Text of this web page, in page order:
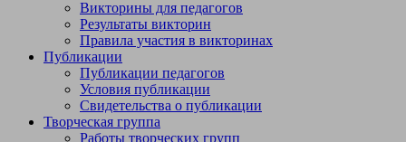
Викторины для педагогов
Результаты викторин
Правила участия в викторинах
Публикации
Публикации педагогов
Условия публикации
Свидетельства о публикации
Творческая группа
Работы творческих групп